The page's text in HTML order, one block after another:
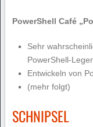
PowerShell Café
Sehr
PowerShell-
Entwickeln von
(mehr folgt)
SCHNIPSEL